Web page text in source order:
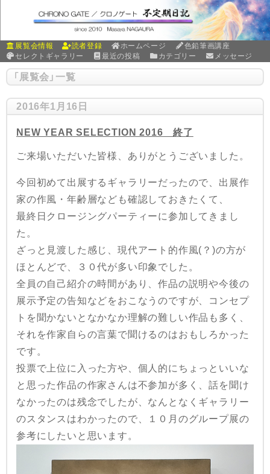
展覧会情報 読者登録 ホームページ
色鉛筆画講座
セレクトギャラリー
最近の投稿 カテゴリー メッセージ
「 展覧会 」一覧
2016年1月16日
NEW YEAR SELECTION 2016 終了
ご来場いただいた皆様、ありがとうございました。
今回初めて出展するギャラリーだったので、出展作
家の作風・年齢層なども確認しておきたくて、
最終日クロージングパーティーに参加してきまし
た。
ざっと見渡した感じ、現代アート的作風(？)の方が
ほとんどで、３０代が多い印象でした。
全員の自己紹介の時間があり、作品の説明や今後の
展示予定の告知などをおこなうのですが、コンセプ
トを聞かないとなかなか理解の難しい作品も多く、
それを作家自らの言葉で聞けるのはおもしろかった
です。
投票で上位に入った方や、個人的にちょっといいな
と思った作品の作家さんは不参加が多く、話を聞け
なかったのは残念でしたが、なんとなくギャラリー
のスタンスはわかったので、１０月のグループ展の
参考にしたいと思います。